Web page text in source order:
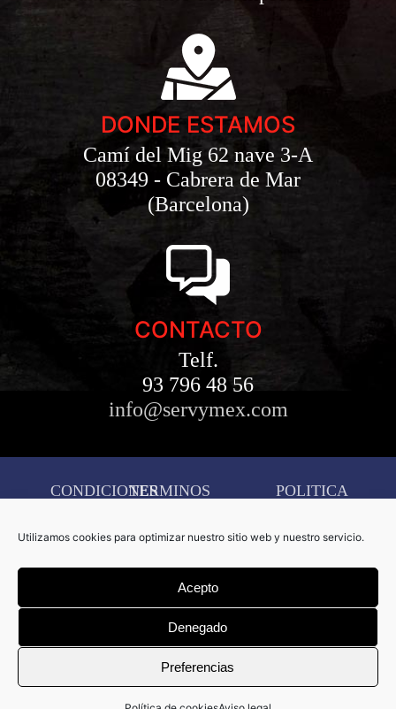
Utilizamos cookies para optimizar nuestro sitio web y nuestro servicio.
Acepto
Denegado
Preferencias
DONDE ESTAMOS
Camí del Mig 62 nave 3-A
08349 - Cabrera de Mar
(Barcelona)
CONTACTO
Telf.
93 796 48 56
info@servymex.com
CONDICIONES
COMPRA
TERMINOS
CONDICIONES
AVISO
LEGAL
POLITICA
COOKIES
CONFIGURACIÓN
DE
COOKIES
Copyright © 2026 Servymex –